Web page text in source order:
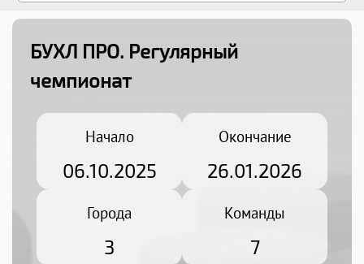
БУХЛ ПРО. Регулярный
чемпионат
Начало
06.10.2025
Окончание
26.01.2026
Города
3
Команды
7